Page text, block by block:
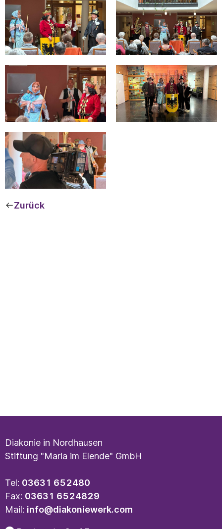
Zurück
Diakonie in Nordhausen
Stiftung "Maria im Elende" GmbH
Tel: 03631 652480
Fax: 03631 6524829
Mail: info@diakoniewerk.com